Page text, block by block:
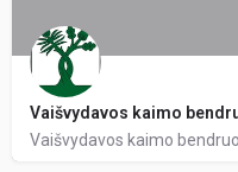
Vaišvydavos kaimo
Vaišvydavos kaimo